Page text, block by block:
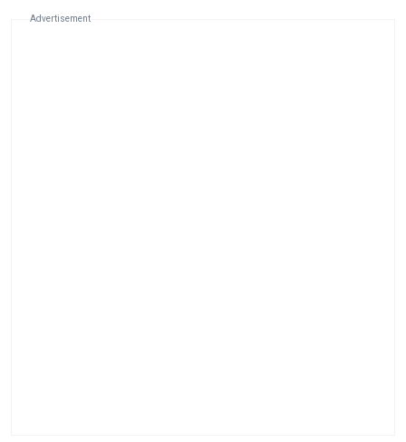
Advertisement